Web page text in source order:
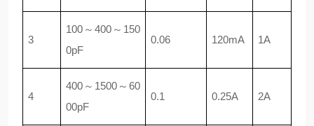
3
100～400～150
0pF
0.06 120mA 1A
4
400～1500～60
00pF
0.1 0.25A 2A